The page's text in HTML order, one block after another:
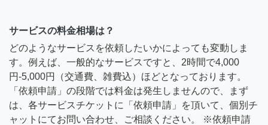
サービスの料金相場は？
どのようなサービスを依頼したいかによっても変動しま
す。例えば、一般的なサービスですと、2時間で4,000
円-5,000円（交通費、雑費込）ほどとなっております。
「依頼申請」の段階では料金は発生しませんので、まず
は、各サービスチケットに「依頼申請」を頂いて、個別チ
ャットにてお問い合わせ、ご相談ください。 ※依頼申請